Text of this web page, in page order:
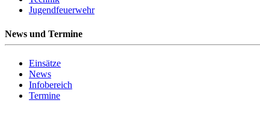
Jugendfeuerwehr
News und Termine
Einsätze
News
Infobereich
Termine